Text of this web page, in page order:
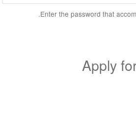
Enter the password that
Apply